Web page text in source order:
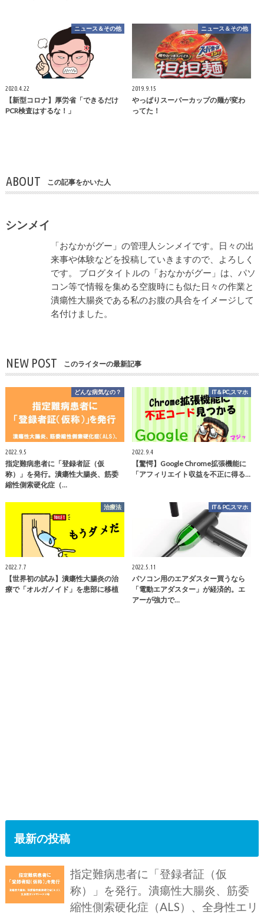
ニュース＆その他
2020.4.22
【新型コロナ】厚労省「できるだけ
PCR検査はするな！」
ニュース＆その他
2019.9.15
やっぱりスーパーカップの麺が変わ
ってた！
ABOUT この記事をかいた人
シンメイ
「おなかがグー」の管理人シンメイです。日々の出
来事や体験などを投稿していきますので、よろしく
です。 ブログタイトルの「おなかがグー」は、パソ
コン等で情報を集める空腹時にも似た日々の作業と
潰瘍性大腸炎である私のお腹の具合をイメージして
名付けました。
NEW POST このライターの最新記事
どんな病気なの？
2022.9.5
指定難病患者に「登録者証（仮
称）」を発行。潰瘍性大腸炎、筋委
縮性側索硬化症（…
IT＆PC,スマホ
2022.9.4
【驚愕】Google Chrome拡張機能に
「アフィリエイト収益を不正に得る…
治療法
2022.7.7
【世界初の試み】潰瘍性大腸炎の治
療で「オルガノイド」を患部に移植
IT＆PC,スマホ
2022.5.11
パソコン用のエアダスター買うなら
「電動エアダスター」が経済的。エ
アーが強力で…
最新の投稿
指定難病患者に「登録者証（仮
称）」を発行。潰瘍性大腸炎、筋委
縮性側索硬化症（ALS）、全身性エリ